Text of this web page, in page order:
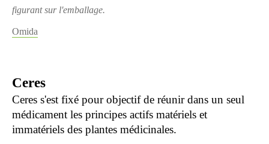
figurant sur l'emballage.
Omida
Ceres
Ceres s'est fixé pour objectif de réunir dans un seul
médicament les principes actifs matériels et
immatériels des plantes médicinales.